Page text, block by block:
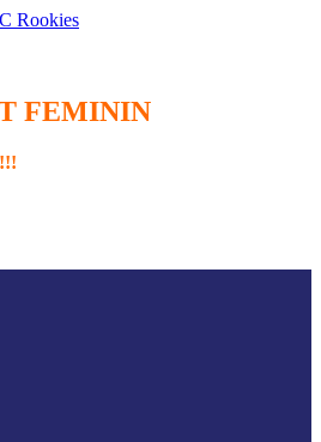
FEMININ